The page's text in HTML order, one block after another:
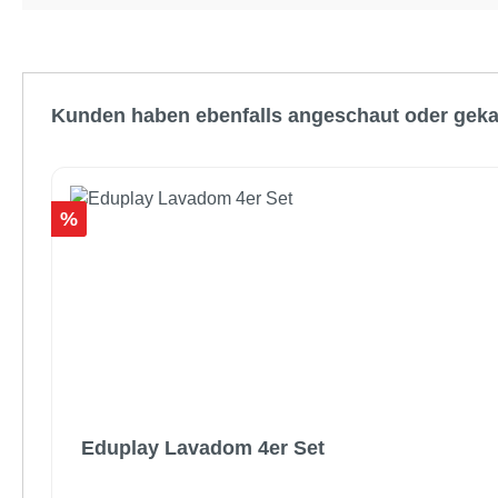
Kunden haben ebenfalls angeschaut oder
Rabatt
%
Eduplay Lavadom 4er Set